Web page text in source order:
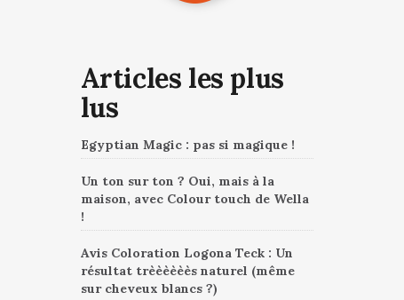
Articles les plus
lus
Egyptian Magic : pas si magique !
Un ton sur ton ? Oui, mais à la
maison, avec Colour touch de Wella
!
Avis Coloration Logona Teck : Un
résultat trèèèèèès naturel (même
sur cheveux blancs ?)